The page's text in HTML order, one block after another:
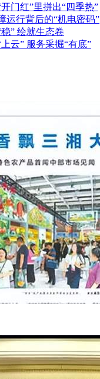
门红”里拼出“四季热”
运行背后的“机电密码”
” 绘就生态卷
云” 服务采掘“有底”